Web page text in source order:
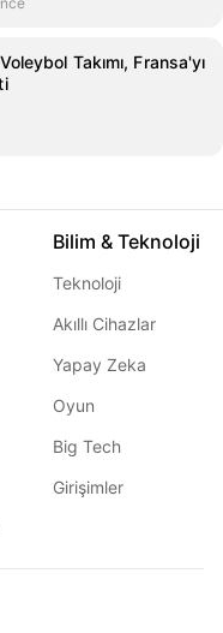
Takımı, Fransa'yı
Bilim & Teknoloji
Teknoloji
Akıllı Cihazlar
Yapay Zeka
Oyun
Big Tech
Girişimler